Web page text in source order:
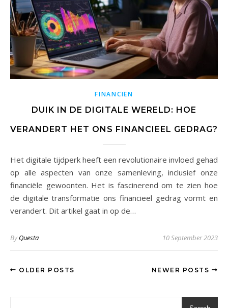
FINANCIËN
DUIK IN DE DIGITALE WERELD: HOE
VERANDERT HET ONS FINANCIEEL GEDRAG?
Het digitale tijdperk heeft een revolutionaire invloed gehad
op alle aspecten van onze samenleving, inclusief onze
financiële gewoonten. Het is fascinerend om te zien hoe
de digitale transformatie ons financieel gedrag vormt en
verandert. Dit artikel gaat in op de…
ByQuesta 10 September 2023
OLDER POSTS NEWER POSTS